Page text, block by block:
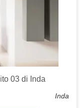
03 di Inda
Inda